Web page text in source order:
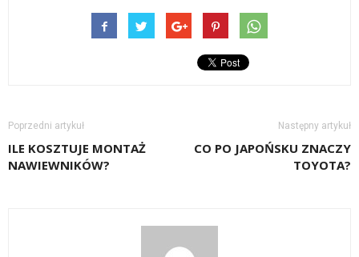
Poprzedni artykuł
ILE KOSZTUJE MONTAŻ
NAWIEWNIKÓW?
Następny artykuł
CO PO JAPOŃSKU ZNACZY
TOYOTA?